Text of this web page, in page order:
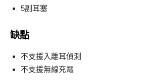
5副耳塞
缺點
不支援入離耳偵測
不支援無線充電